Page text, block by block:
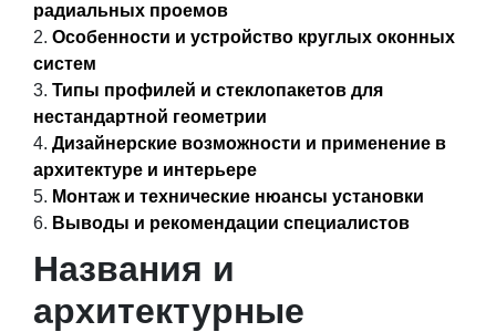
радиальных проемов
Особенности и устройство круглых оконных
систем
Типы профилей и стеклопакетов для
нестандартной геометрии
Дизайнерские возможности и применение в
архитектуре и интерьере
Монтаж и технические нюансы установки
Выводы и рекомендации специалистов
Названия и
архитектурные